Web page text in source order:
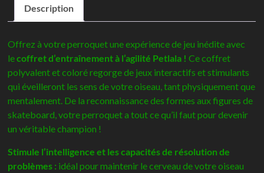
d'entraînement
à
pour
perroquets-
Petlala
Description
Offrez à votre perroquet une expérience de jeu inédite avec
lecoffret d’entraînement à l’agilité Petlala ! Ce coffret
polyvalent et coloré regorge de jeux interactifs et stimulants
qui éveilleront les sens de votre oiseau, tant physiquement que
mentalement. De la reconnaissance des formes aux figures de
skateboard, votre perroquet a tout ce qu’il faut pour devenir
un véritable champion !
Stimule l’intelligence et les capacités de résolution de
problèmes : idéal pour maintenir le cerveau de votre oiseau